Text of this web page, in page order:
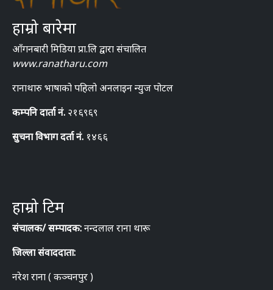
हाम्रो बारेमा
आँगनबारी मिडिया प्रा.लि द्वारा संचालित
www.ranatharu.com
रानाथारु भाषाको पहिलो अनलाइन न्युज पोटल
कम्पनि दार्ता नं. २१६९६९
सुचना विभाग दर्ता नं. १४६६
हाम्रो टिम
संचालक/ सम्पादक:नन्दलाल राना थारू
जिल्ला संवाददाता:
नरेश राना ( कञ्चनपुर )